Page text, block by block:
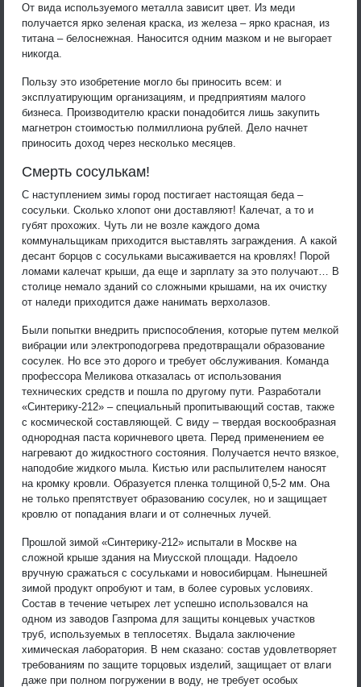
От вида используемого металла зависит цвет. Из меди
получается ярко зеленая краска, из железа – ярко красная, из
титана – белоснежная. Наносится одним мазком и не выгорает
никогда.
Пользу это изобретение могло бы приносить всем: и
эксплуатирующим организациям, и предприятиям малого
бизнеса. Производителю краски понадобится лишь закупить
магнетрон стоимостью полмиллиона рублей. Дело начнет
приносить доход через несколько месяцев.
Смерть сосулькам!
С наступлением зимы город постигает настоящая беда –
сосульки. Сколько хлопот они доставляют! Калечат, а то и
губят прохожих. Чуть ли не возле каждого дома
коммунальщикам приходится выставлять заграждения. А какой
десант борцов с сосульками высаживается на кровлях! Порой
ломами калечат крыши, да еще и зарплату за это получают… В
столице немало зданий со сложными крышами, на их очистку
от наледи приходится даже нанимать верхолазов.
Были попытки внедрить приспособления, которые путем мелкой
вибрации или электроподогрева предотвращали образование
сосулек. Но все это дорого и требует обслуживания. Команда
профессора Меликова отказалась от использования
технических средств и пошла по другому пути. Разработали
«Синтерику-212» – специальный пропитывающий состав, также
с космической составляющей. С виду – твердая воскообразная
однородная паста коричневого цвета. Перед применением ее
нагревают до жидкостного состояния. Получается нечто вязкое,
наподобие жидкого мыла. Кистью или распылителем наносят
на кромку кровли. Образуется пленка толщиной 0,5-2 мм. Она
не только препятствует образованию сосулек, но и защищает
кровлю от попадания влаги и от солнечных лучей.
Прошлой зимой «Синтерику-212» испытали в Москве на
сложной крыше здания на Миусской площади. Надоело
вручную сражаться с сосульками и новосибирцам. Нынешней
зимой продукт опробуют и там, в более суровых условиях.
Состав в течение четырех лет успешно использовался на
одном из заводов Газпрома для защиты концевых участков
труб, используемых в теплосетях. Выдала заключение
химическая лаборатория. В нем сказано: состав удовлетворяет
требованиям по защите торцовых изделий, защищает от влаги
даже при полном погружении в воду, не требует особых